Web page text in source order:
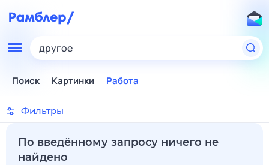
другое
Поиск Картинки Работа
Фильтры
По введённому запросу ничего не
найдено